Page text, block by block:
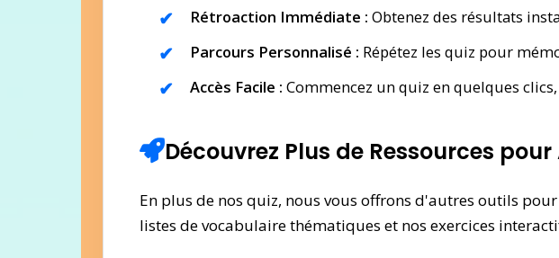
Rétroaction Immédiate : Obtenez des résultats
Parcours Personnalisé : Répétez les quiz pour
Accès Facile : Commencez un quiz en quelques
Découvrez Plus de Ressources
En plus de nos quiz, nous vous offrons d'autres outils
listes de vocabulaire thématiques et nos exercices